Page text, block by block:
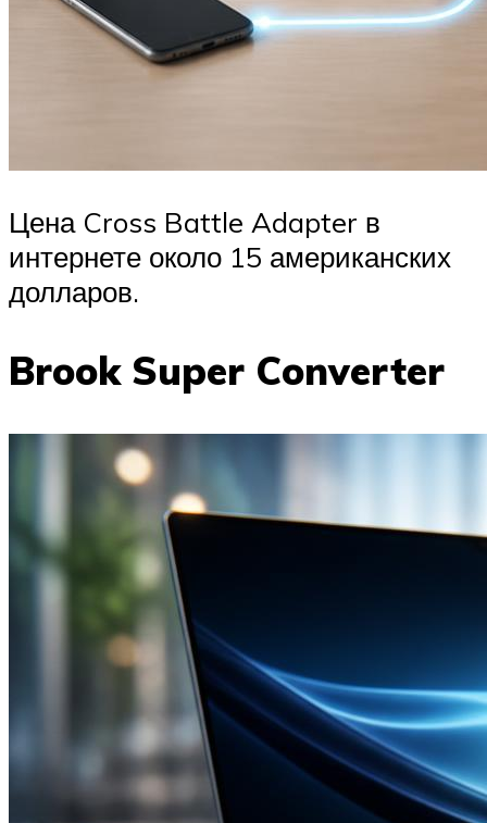
Цена Cross Battle Adapter в
интернете около 15 американских
долларов.
Brook Super Converter